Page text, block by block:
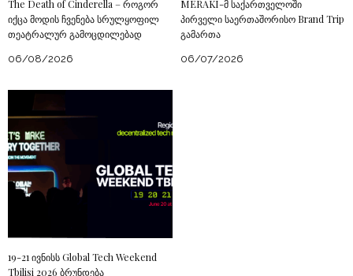
The Death of Cinderella – როგორ
იქცა მოდის ჩვენება სრულყოფილ
თეატრალურ გამოცდილებად
06/08/2026
MERAKI-მ საქართველოში
პირველი საერთაშორისო Brand Trip
გამართა
06/07/2026
19-21 ივნისს Global Tech Weekend
Tbilisi 2026 ბრუნდება